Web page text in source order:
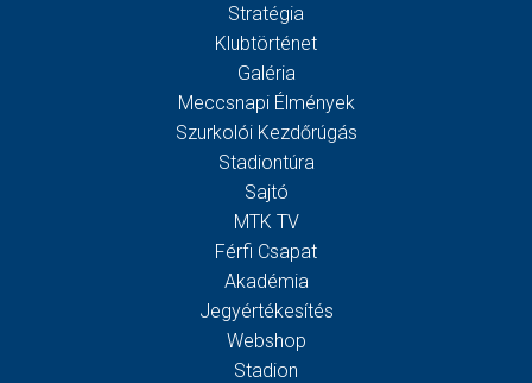
Stratégia
Klubtörténet
Galéria
Meccsnapi Élmények
Szurkolói Kezdőrúgás
Stadiontúra
Sajtó
MTK TV
Férfi Csapat
Akadémia
Jegyértékesítés
Webshop
Stadion